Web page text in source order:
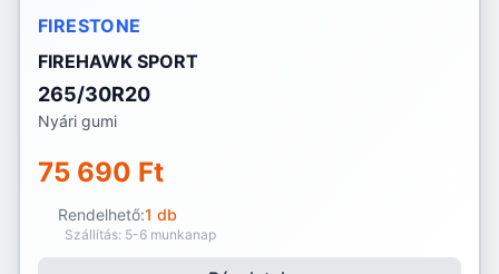
FIRESTONE
FIREHAWK SPORT
265/30R20
Nyári gumi
75 690 Ft
Rendelhető:1 db
Szállítás: 5-6 munkanap